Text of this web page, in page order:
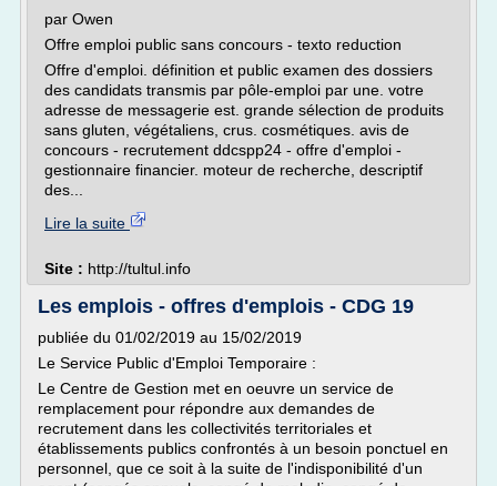
par Owen
Offre emploi public sans concours - texto reduction
Offre d'emploi. définition et public examen des dossiers
des candidats transmis par pôle-emploi par une. votre
adresse de messagerie est. grande sélection de produits
sans gluten, végétaliens, crus. cosmétiques. avis de
concours - recrutement ddcspp24 - offre d'emploi -
gestionnaire financier. moteur de recherche, descriptif
des...
Lire la suite
Site : http://tultul.info
Les emplois - offres d'emplois - CDG 19
publiée du 01/02/2019 au 15/02/2019
Le Service Public d'Emploi Temporaire :
Le Centre de Gestion met en oeuvre un service de
remplacement pour répondre aux demandes de
recrutement dans les collectivités territoriales et
établissements publics confrontés à un besoin ponctuel en
personnel, que ce soit à la suite de l'indisponibilité d'un